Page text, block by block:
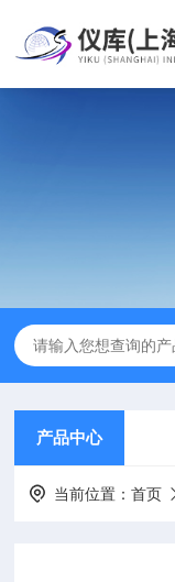
产品中心
当前位置：首页